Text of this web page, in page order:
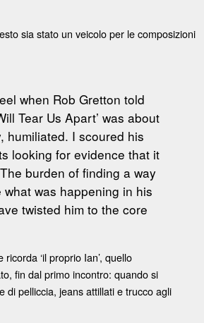
sia stato un veicolo per le composizioni
when Rob Gretton told
Tear Us Apart’ was about
humiliated. I scoured his
looking for evidence that it
burden of finding a way
was happening in his
twisted him to the core
‘il proprio Ian’, quello
fin dal primo incontro: quando si
di pelliccia, jeans attillati e trucco agli